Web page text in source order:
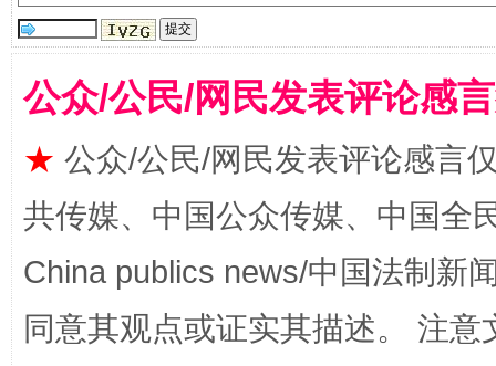
事关残疾人未来5年
公众/公民/网民发表评论感
★ 公众/公民/网民发表评论感言
共传媒、中国公众传媒、中国全
China publics news/中国法制新
同意其观点或证实其描述。 注